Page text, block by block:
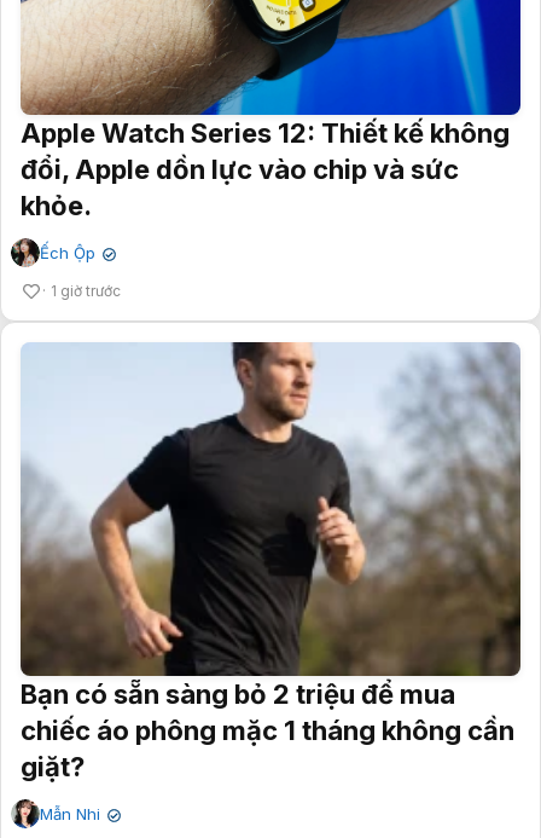
Apple Watch Series 12: Thiết kế không
đổi, Apple dồn lực vào chip và sức
khỏe.
Ếch Ộp ✔
1 giờ trước
Bạn có sẵn sàng bỏ 2 triệu để mua
chiếc áo phông mặc 1 tháng không cần
giặt?
Mẫn Nhi ✔